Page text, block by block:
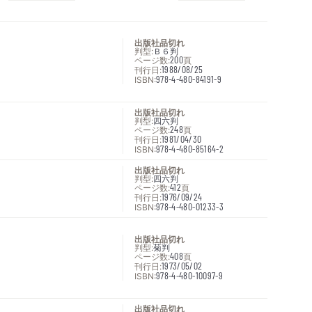
出版社品切れ
判型: Ｂ６判
ページ数:200頁
刊行日:1988/08/25
ISBN:978-4-480-84191-9
出版社品切れ
判型:四六判
ページ数:248頁
刊行日:1981/04/30
ISBN:978-4-480-85164-2
出版社品切れ
判型:四六判
ページ数:412頁
刊行日:1976/09/24
ISBN:978-4-480-01233-3
出版社品切れ
判型:菊判
ページ数:408頁
刊行日:1973/05/02
ISBN:978-4-480-10097-9
出版社品切れ